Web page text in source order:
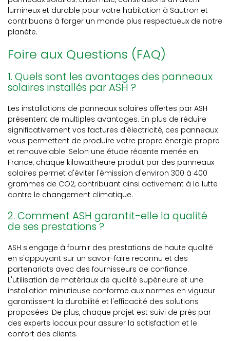
lumineux et durable pour votre habitation à Sautron et
contribuons à forger un monde plus respectueux de notre
planète.
Foire aux Questions (FAQ)
1. Quels sont les avantages des panneaux
solaires installés par ASH ?
Les installations de panneaux solaires offertes par ASH
présentent de multiples avantages. En plus de réduire
significativement vos factures d'électricité, ces panneaux
vous permettent de produire votre propre énergie propre
et renouvelable. Selon une étude récente menée en
France, chaque kilowattheure produit par des panneaux
solaires permet d'éviter l'émission d'environ 300 à 400
grammes de CO2, contribuant ainsi activement à la lutte
contre le changement climatique.
2. Comment ASH garantit-elle la qualité
de ses prestations ?
ASH s'engage à fournir des prestations de haute qualité
en s'appuyant sur un savoir-faire reconnu et des
partenariats avec des fournisseurs de confiance.
L'utilisation de matériaux de qualité supérieure et une
installation minutieuse conforme aux normes en vigueur
garantissent la durabilité et l'efficacité des solutions
proposées. De plus, chaque projet est suivi de près par
des experts locaux pour assurer la satisfaction et le
confort des clients.